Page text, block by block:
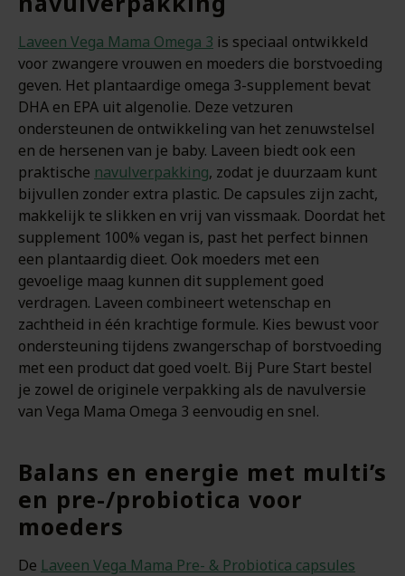
Laveen Vega Mama Omega 3 is speciaal ontwikkeld
voor zwangere vrouwen en moeders die borstvoeding
geven. Het plantaardige omega 3-supplement bevat
DHA en EPA uit algenolie. Deze vetzuren
ondersteunen de ontwikkeling van het zenuwstelsel
en de hersenen van je baby. Laveen biedt ook een
praktische navulverpakking, zodat je duurzaam kunt
bijvullen zonder extra plastic. De capsules zijn zacht,
makkelijk te slikken en vrij van vissmaak. Doordat het
supplement 100% vegan is, past het perfect binnen
een plantaardig dieet. Ook moeders met een
gevoelige maag kunnen dit supplement goed
verdragen. Laveen combineert wetenschap en
zachtheid in één krachtige formule. Kies bewust voor
ondersteuning tijdens zwangerschap of borstvoeding
met een product dat goed voelt. Bij Pure Start bestel
je zowel de originele verpakking als de navulversie
van Vega Mama Omega 3 eenvoudig en snel.
Balans en energie met multi’s
en pre-/probiotica voor
moeders
De Laveen Vega Mama Pre- & Probiotica capsules